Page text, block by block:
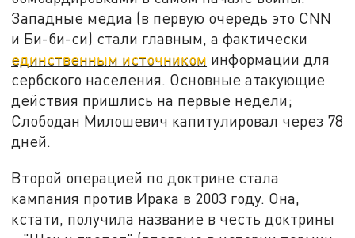
Западные медиа (в первую очередь это CNN
и Би-би-си) стали главным, а фактически
единственным источником информации для
сербского населения. Основные атакующие
действия пришлись на первые недели;
Слободан Милошевич капитулировал через 78
дней.
Второй операцией по доктрине стала
кампания против Ирака в 2003 году. Она,
кстати, получила название в честь доктрины